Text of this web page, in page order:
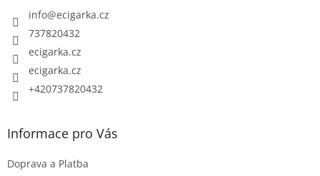
info@ecigarka.cz
737820432
ecigarka.cz
ecigarka.cz
+420737820432
Informace pro Vás
Doprava a Platba